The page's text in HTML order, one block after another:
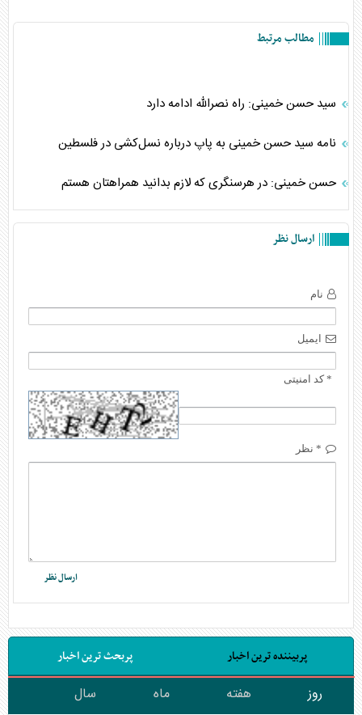
مطالب مرتبط
سید حسن خمینی: راه نصرالله ادامه دارد
نامه سید حسن خمینی به پاپ درباره نسل‌کشی در فلسطین
حسن خمینی: در هرسنگری که لازم بدانید همراهتان هستم
ارسال نظر
نام
ایمیل
* کد امنیتی
* نظر
پربیننده ترین اخبار پربحث ترین اخبار
روز هفته ماه سال